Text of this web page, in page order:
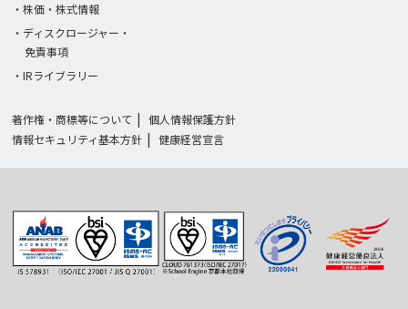
・株価・株式情報
・ディスクロージャー・
免責事項
・IRライブラリー
著作権・商標等について
個人情報保護方針
情報セキュリティ基本方針
健康経営宣言